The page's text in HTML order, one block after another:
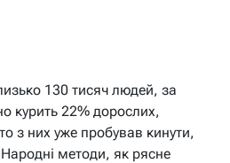
130 тисяч людей, за
курить 22% дорослих,
з них уже пробував кинути,
Народні методи, як рясне